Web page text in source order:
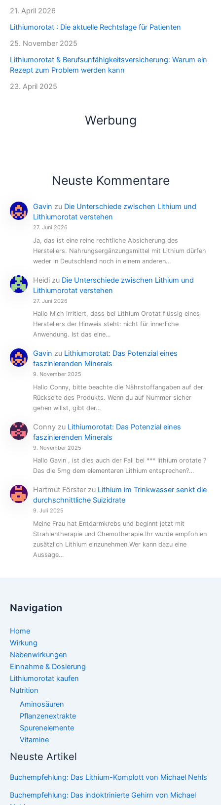
21. April 2026
Lithiumorotat : Die aktuelle Rechtslage für Patienten
25. November 2025
Lithiumorotat & Berufsunfähigkeitsversicherung: Warum ein
Rezept zum Problem werden kann
23. April 2025
Werbung
Neuste Kommentare
Gavin zu Die Unterschiede zwischen Lithium und
Lithiumorotat verstehen
27. Juni 2026
Ja, das ist eine reine rechtliche Absicherung des
Herstellers. Nahrungsergänzungsmittel mit Lithium dürfen
weder in Deutschland noch in einem anderen…
Heidi zu Die Unterschiede zwischen Lithium und
Lithiumorotat verstehen
27. Juni 2026
Hallo Mich irritiert, dass bei Lithium Orotat flüssig eines
Herstellers der Hinweis steht: nicht für innerliche
Anwendung. Ist das eine…
Gavin zu Lithiumorotat: Das Potenzial eines
faszinierenden Minerals
9. November 2025
Hallo Conny, bitte beachte die Nährstoffangaben auf der
Rückseite des Produkts. Wenn du auf Nummer sicher
gehen willst, gibt der…
Conny zu Lithiumorotat: Das Potenzial eines
faszinierenden Minerals
9. November 2025
Hallo Gavin , ist dies auch der Fall bei *** lithium orotate ?
Das die 5mg dem elementaren Lithium entsprechen?…
Hartmut Förster zu Lithium im Trinkwasser senkt die
durchschnittliche Suizidrate
9. Juli 2025
Meine Frau hat Entdarmkrebs und beginnt jetzt mit
Strahlentherapie und Chemotherapie.Ihr wurde empfohlen
zusätzlich Lithium einzunehmen.Wer kann dazu eine
Aussage…
Navigation
Home
Wirkung
Nebenwirkungen
Einnahme & Dosierung
Lithiumorotat kaufen
Nutrition
Aminosäuren
Pflanzenextrakte
Spurenelemente
Vitamine
Neuste Artikel
Buchempfehlung: Das Lithium-Komplott von Michael Nehls
Buchempfehlung: Das indoktrinierte Gehirn von Michael